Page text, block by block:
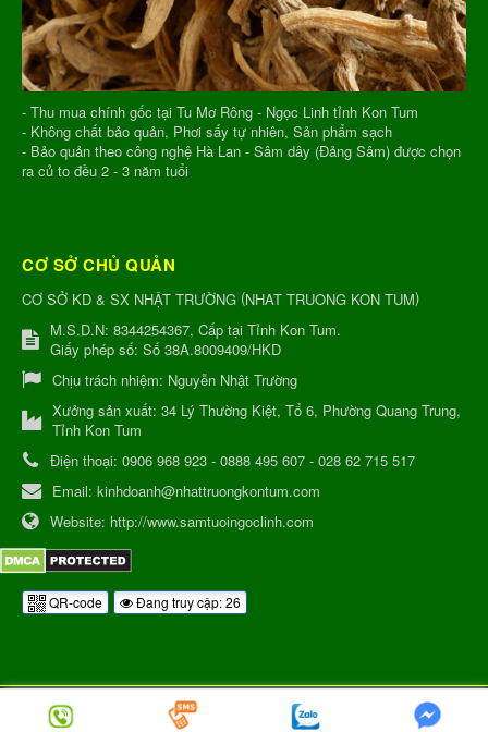
- Thu mua chính gốc tại Tu Mơ Rông - Ngọc Linh tỉnh Kon Tum
- Không chất bảo quản, Phơi sấy tự nhiên, Sản phẩm sạch
- Bảo quản theo công nghệ Hà Lan - Sâm dây (Đảng Sâm) được chọn
ra củ to đều 2 - 3 năm tuổi
CƠ SỞ CHỦ QUẢN
CƠ SỞ KD & SX NHẬT TRƯỜNG (NHAT TRUONG KON TUM)
M.S.D.N: 8344254367, Cấp tại Tỉnh Kon Tum.
Giấy phép số: Số 38A.8009409/HKD
Chịu trách nhiệm: Nguyễn Nhật Trường
Xưởng sản xuất: 34 Lý Thường Kiệt, Tổ 6, Phường Quang Trung,
Tỉnh Kon Tum
Điện thoại: 0906 968 923 - 0888 495 607 - 028 62 715 517
Email: kinhdoanh@nhattruongkontum.com
Website: http://www.samtuoingoclinh.com
QR-code Đang truy cập: 26